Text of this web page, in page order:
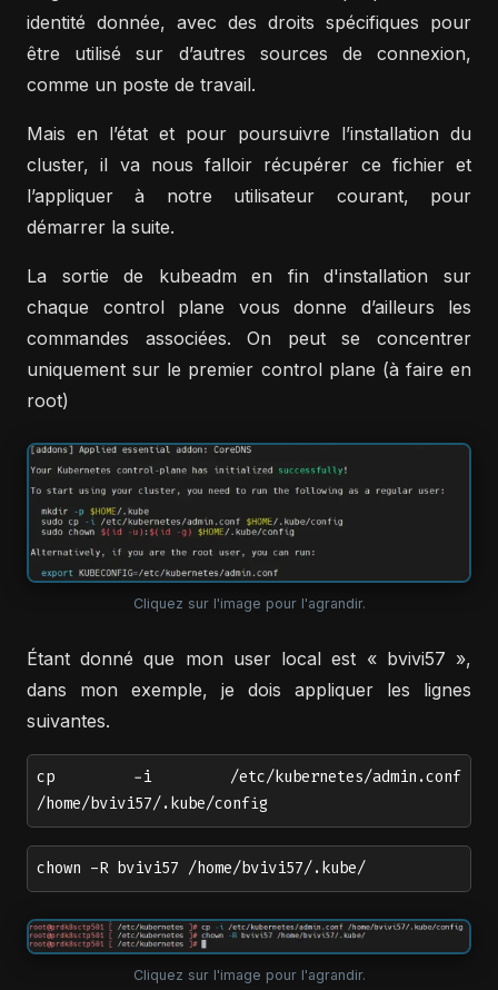
identité donnée, avec des droits spécifiques pour
être utilisé sur d’autres sources de connexion,
comme un poste de travail.
Mais en l’état et pour poursuivre l’installation du
cluster, il va nous falloir récupérer ce fichier et
l’appliquer à notre utilisateur courant, pour
démarrer la suite.
La sortie de kubeadm en fin d'installation sur
chaque control plane vous donne d’ailleurs les
commandes associées. On peut se concentrer
uniquement sur le premier control plane (à faire en
root)
Cliquez sur l'image pour l'agrandir.
Étant donné que mon user local est « bvivi57 »,
dans mon exemple, je dois appliquer les lignes
suivantes.
cp -i /etc/kubernetes/admin.conf
/home/bvivi57/.kube/config
chown -R bvivi57 /home/bvivi57/.kube/
Cliquez sur l'image pour l'agrandir.